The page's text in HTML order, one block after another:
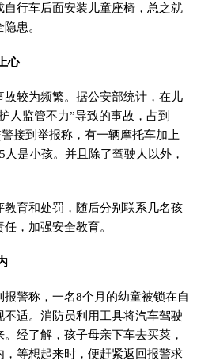
行车后面安装儿童座椅，总之就
患。
心
较为频繁。据公安部统计，在儿
人监管不力”导致的事故，占到
接到举报称，有一辆摩托车加上
是小孩。并且除了驾驶人以外，
育和处罚，随后分别联系几名孩
，加强安全教育。
警称，一名8个月的幼童被锁在自
适。消防员利用工具将汽车驾驶
经了解，孩子母亲下车去买菜，
等想起来时，便赶紧返回报警求